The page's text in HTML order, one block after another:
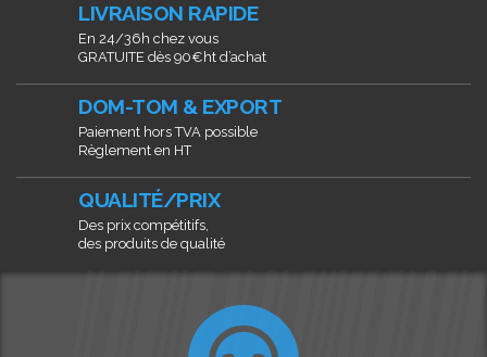
LIVRAISON RAPIDE
En 24/36h chez vous
GRATUITE dès 90€ht d’achat
DOM-TOM & EXPORT
Paiement hors TVA possible
Règlement en HT
QUALITÉ/PRIX
Des prix compétitifs,
des produits de qualité